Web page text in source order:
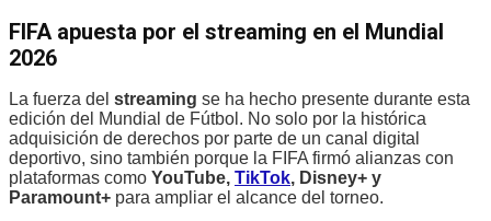
FIFA apuesta por el streaming en el Mundial
2026
La fuerza del streaming se ha hecho presente durante esta
edición del Mundial de Fútbol. No solo por la histórica
adquisición de derechos por parte de un canal digital
deportivo, sino también porque la FIFA firmó alianzas con
plataformas como YouTube, TikTok, Disney+ y
Paramount+ para ampliar el alcance del torneo.